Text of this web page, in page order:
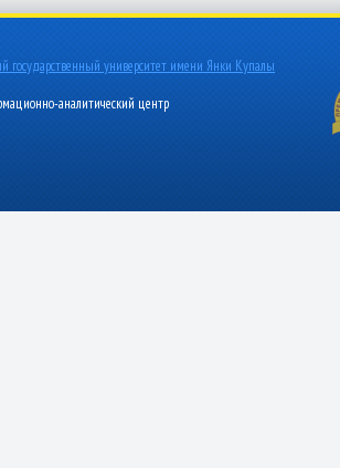
государственный университет имени Янки Купалы
аналитический центр